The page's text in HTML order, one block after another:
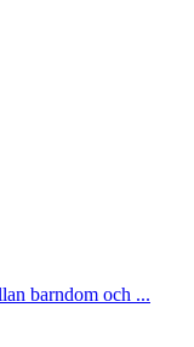
barndom och ...